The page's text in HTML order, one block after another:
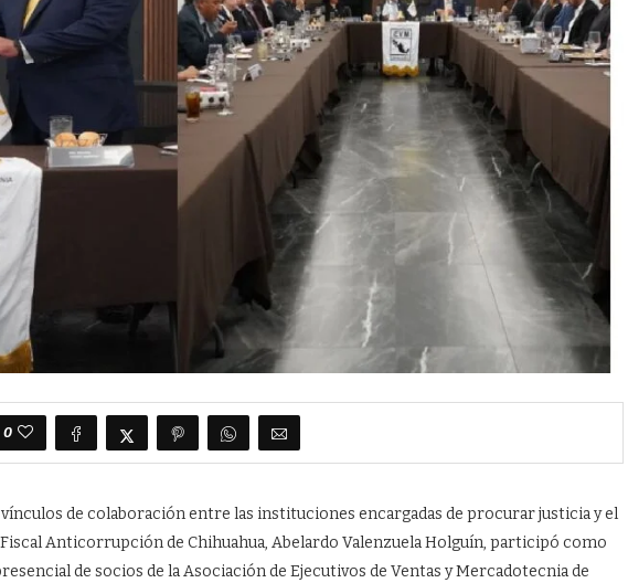
0
de colaboración entre las instituciones encargadas de procurar justicia y el
Anticorrupción de Chihuahua, Abelardo Valenzuela Holguín, participó como
de socios de la Asociación de Ejecutivos de Ventas y Mercadotecnia de